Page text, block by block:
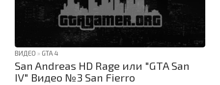
ВИДЕО » GTA 4
San Andreas HD Rage или "GTA San
IV" Видео №3 San Fierro